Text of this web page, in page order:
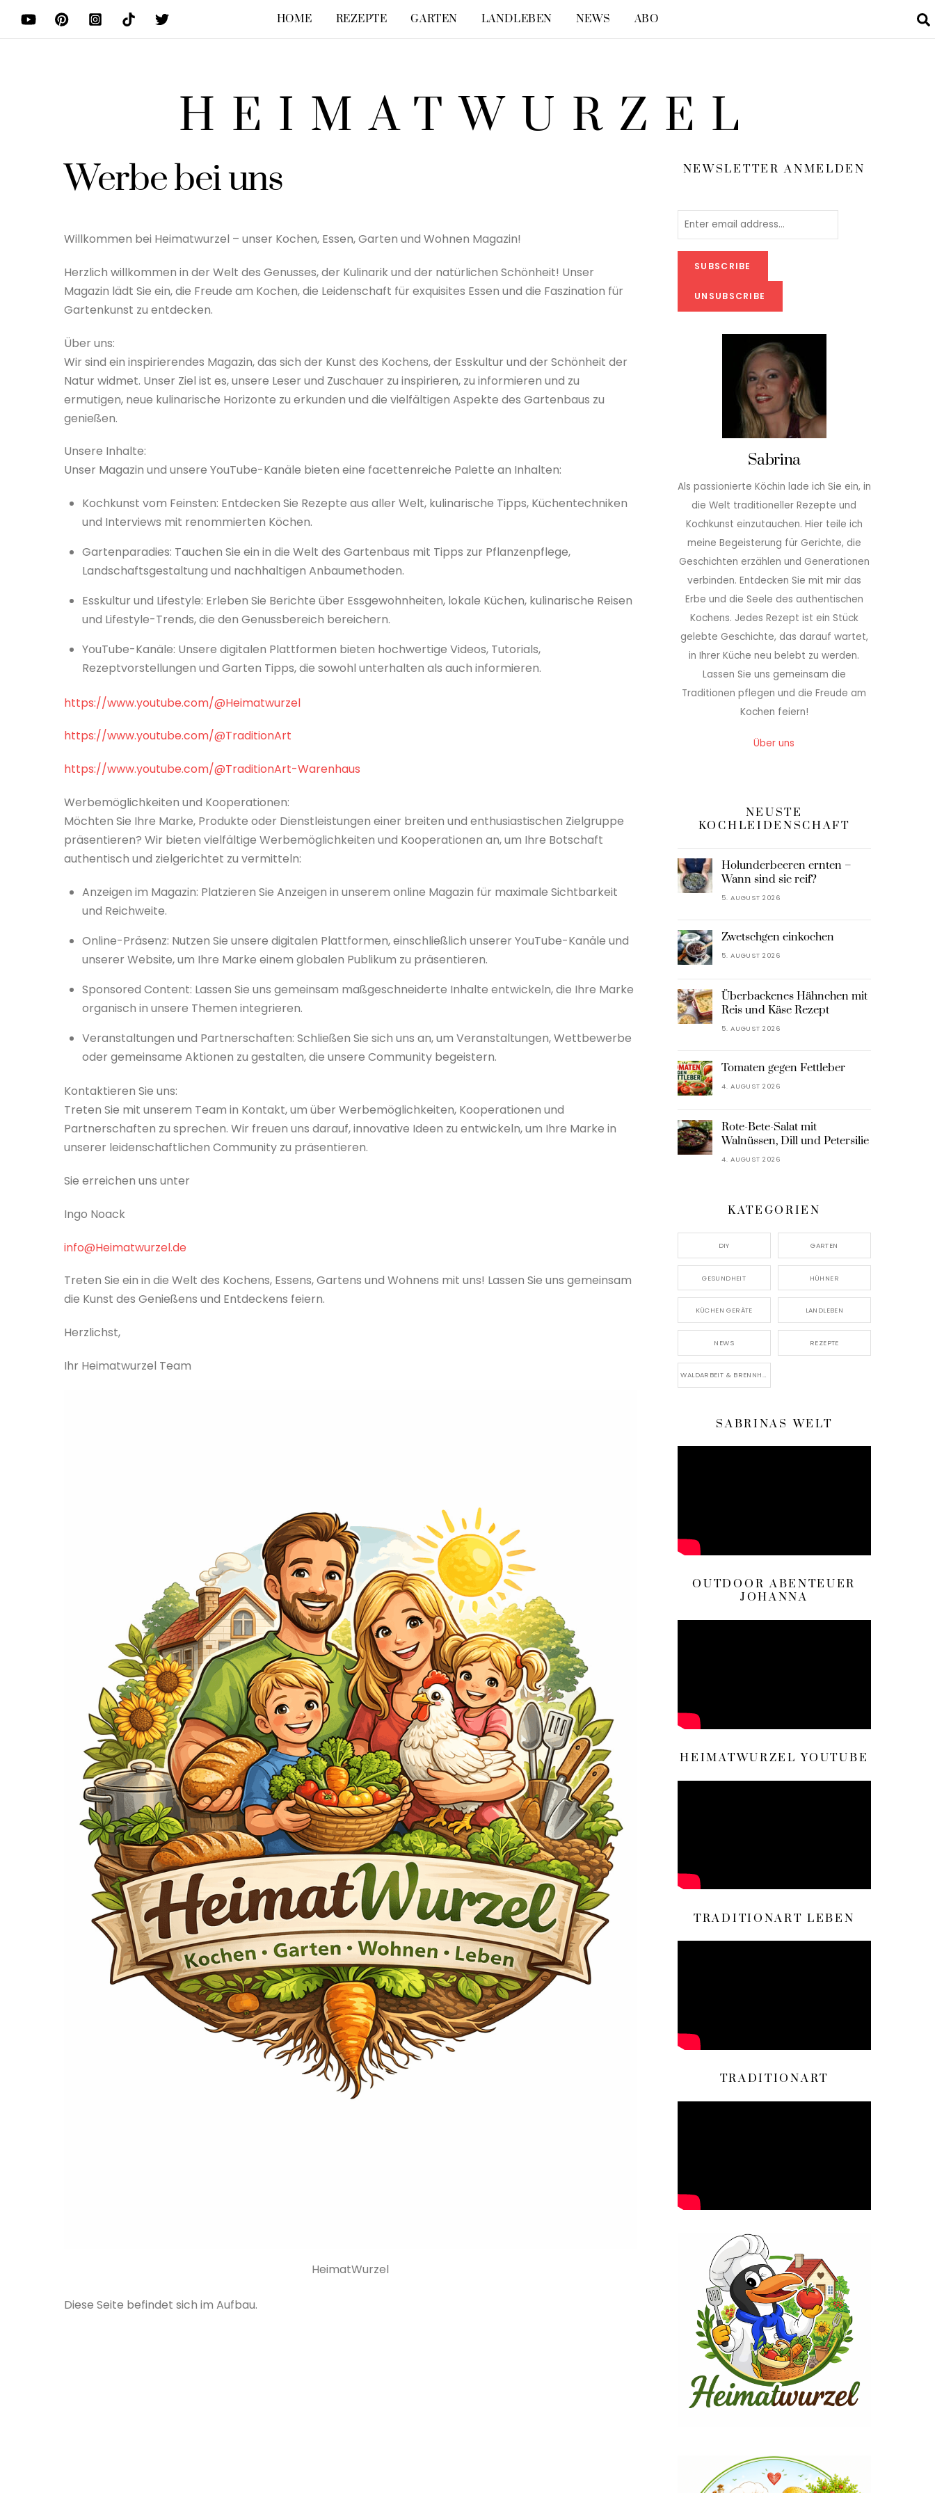
HEIMATWURZEL
HOME REZEPTE GARTEN LANDLEBEN NEWS ABO
Werbe bei uns
Willkommen bei Heimatwurzel – unser Kochen, Essen, Garten und Wohnen Magazin!
Herzlich willkommen in der Welt des Genusses, der Kulinarik und der natürlichen Schönheit! Unser
Magazin lädt Sie ein, die Freude am Kochen, die Leidenschaft für exquisites Essen und die Faszination für
Gartenkunst zu entdecken.
Über uns:
Wir sind ein inspirierendes Magazin, das sich der Kunst des Kochens, der Esskultur und der Schönheit der
Natur widmet. Unser Ziel ist es, unsere Leser und Zuschauer zu inspirieren, zu informieren und zu
ermutigen, neue kulinarische Horizonte zu erkunden und die vielfältigen Aspekte des Gartenbaus zu
genießen.
Unsere Inhalte:
Unser Magazin und unsere YouTube-Kanäle bieten eine facettenreiche Palette an Inhalten:
Kochkunst vom Feinsten: Entdecken Sie Rezepte aus aller Welt, kulinarische Tipps, Küchentechniken
und Interviews mit renommierten Köchen.
Gartenparadies: Tauchen Sie ein in die Welt des Gartenbaus mit Tipps zur Pflanzenpflege,
Landschaftsgestaltung und nachhaltigen Anbaumethoden.
Esskultur und Lifestyle: Erleben Sie Berichte über Essgewohnheiten, lokale Küchen, kulinarische Reisen
und Lifestyle-Trends, die den Genussbereich bereichern.
YouTube-Kanäle: Unsere digitalen Plattformen bieten hochwertige Videos, Tutorials,
Rezeptvorstellungen und Garten Tipps, die sowohl unterhalten als auch informieren.
https://www.youtube.com/@Heimatwurzel
https://www.youtube.com/@TraditionArt
https://www.youtube.com/@TraditionArt-Warenhaus
Werbemöglichkeiten und Kooperationen:
Möchten Sie Ihre Marke, Produkte oder Dienstleistungen einer breiten und enthusiastischen Zielgruppe
präsentieren? Wir bieten vielfältige Werbemöglichkeiten und Kooperationen an, um Ihre Botschaft
authentisch und zielgerichtet zu vermitteln:
Anzeigen im Magazin: Platzieren Sie Anzeigen in unserem online Magazin für maximale Sichtbarkeit
und Reichweite.
Online-Präsenz: Nutzen Sie unsere digitalen Plattformen, einschließlich unserer YouTube-Kanäle und
unserer Website, um Ihre Marke einem globalen Publikum zu präsentieren.
Sponsored Content: Lassen Sie uns gemeinsam maßgeschneiderte Inhalte entwickeln, die Ihre Marke
organisch in unsere Themen integrieren.
Veranstaltungen und Partnerschaften: Schließen Sie sich uns an, um Veranstaltungen, Wettbewerbe
oder gemeinsame Aktionen zu gestalten, die unsere Community begeistern.
Kontaktieren Sie uns:
Treten Sie mit unserem Team in Kontakt, um über Werbemöglichkeiten, Kooperationen und
Partnerschaften zu sprechen. Wir freuen uns darauf, innovative Ideen zu entwickeln, um Ihre Marke in
unserer leidenschaftlichen Community zu präsentieren.
Sie erreichen uns unter
Ingo Noack
info@Heimatwurzel.de
Treten Sie ein in die Welt des Kochens, Essens, Gartens und Wohnens mit uns! Lassen Sie uns gemeinsam
die Kunst des Genießens und Entdeckens feiern.
Herzlichst,
Ihr Heimatwurzel Team
HeimatWurzel
Diese Seite befindet sich im Aufbau.
NEWSLETTER ANMELDEN
Sabrina
Als passionierte Köchin lade ich Sie ein, in
die Welt traditioneller Rezepte und
Kochkunst einzutauchen. Hier teile ich
meine Begeisterung für Gerichte, die
Geschichten erzählen und Generationen
verbinden. Entdecken Sie mit mir das
Erbe und die Seele des authentischen
Kochens. Jedes Rezept ist ein Stück
gelebte Geschichte, das darauf wartet,
in Ihrer Küche neu belebt zu werden.
Lassen Sie uns gemeinsam die
Traditionen pflegen und die Freude am
Kochen feiern!
Über uns
NEUSTE
KOCHLEIDENSCHAFT
Holunderbeeren ernten –
Wann sind sie reif?
5. AUGUST 2026
Zwetschgen einkochen
5. AUGUST 2026
Überbackenes Hähnchen mit
Reis und Käse Rezept
5. AUGUST 2026
Tomaten gegen Fettleber
4. AUGUST 2026
Rote-Bete-Salat mit
Walnüssen, Dill und Petersilie
4. AUGUST 2026
KATEGORIEN
DIY GARTEN
GESUNDHEIT HÜHNER
KÜCHEN GERÄTE LANDLEBEN
NEWS REZEPTE
WALDARBEIT & BRENNHOLZ
SABRINAS WELT
OUTDOOR ABENTEUER
JOHANNA
HEIMATWURZEL YOUTUBE
TRADITIONART LEBEN
TRADITIONART